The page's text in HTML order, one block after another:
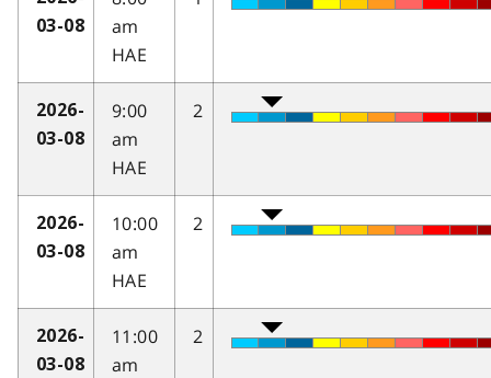
03-08
am
HAE
2026-
03-08
9:00
am
HAE
2
2026-
03-08
10:00
am
HAE
2
2026-
03-08
11:00
am
2